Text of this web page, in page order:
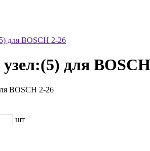
для BOSCH 2-26
для
шт